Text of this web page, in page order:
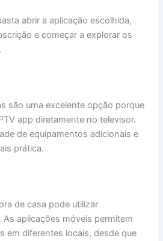
abrir a aplicação escolhida,
e começar a explorar os
são uma excelente opção porque
app diretamente no televisor.
de equipamentos adicionais e
prática.
de casa pode utilizar
aplicações móveis permitem
em diferentes locais, desde que